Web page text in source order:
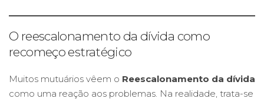
O reescalonamento da dívida como
recomeço estratégico
Muitos mutuários vêem o Reescalonamento da dívida
como uma reação aos problemas. Na realidade, trata-se